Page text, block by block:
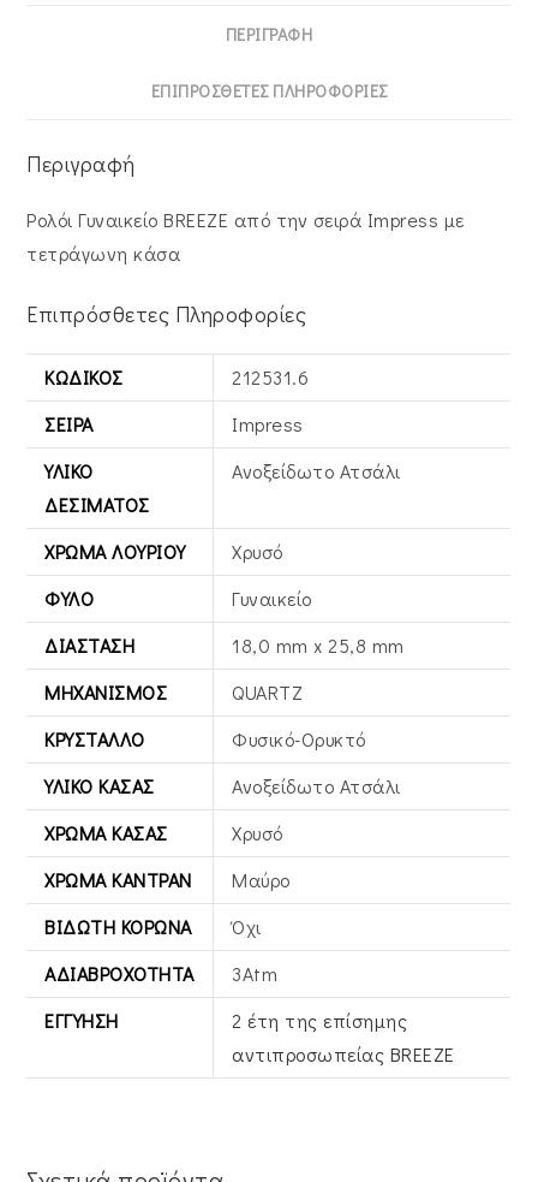
ΠΕΡΙΓΡΑΦΉ
ΕΠΙΠΡΌΣΘΕΤΕΣ ΠΛΗΡΟΦΟΡΊΕΣ
Περιγραφή
Ρολόι Γυναικείο BREEZE από την σειρά Impress με
τετράγωνη κάσα
Επιπρόσθετες Πληροφορίες
ΚΩΔΙΚΌΣ
212531.6
ΣΕΙΡΆ
Impress
ΥΛΙΚΌ
ΔΕΣΊΜΑΤΟΣ
Ανοξείδωτο Ατσάλι
ΧΡΏΜΑ ΛΟΥΡΙΟΎ
Χρυσό
ΦΎΛΟ
Γυναικείο
ΔΙΆΣΤΑΣΗ
18,0 mm x 25,8 mm
ΜΗΧΑΝΙΣΜΌΣ
QUARTZ
ΚΡΎΣΤΑΛΛΟ
Φυσικό-Ορυκτό
ΥΛΙΚΌ ΚΆΣΑΣ
Ανοξείδωτο Ατσάλι
ΧΡΏΜΑ ΚΆΣΑΣ
Χρυσό
ΧΡΏΜΑ ΚΑΝΤΡΆΝ
Μαύρο
ΒΙΔΩΤΉ ΚΟΡΏΝΑ
Όχι
ΑΔΙΑΒΡΟΧΌΤΗΤΑ
3Atm
ΕΓΓΎΗΣΗ
2 έτη της επίσημης
αντιπροσωπείας BREEZE